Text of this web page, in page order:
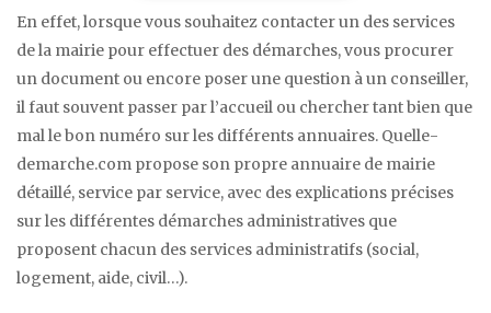
En effet, lorsque vous souhaitez contacter un des services
de la mairie pour effectuer des démarches, vous procurer
un document ou encore poser une question à un conseiller,
il faut souvent passer par l’accueil ou chercher tant bien que
mal le bon numéro sur les différents annuaires. Quelle-
demarche.com propose son propre annuaire de mairie
détaillé, service par service, avec des explications précises
sur les différentes démarches administratives que
proposent chacun des services administratifs (social,
logement, aide, civil…).